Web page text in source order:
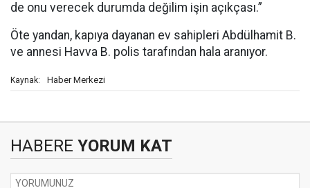
de onu verecek durumda değilim işin açıkçası.”
Öte yandan, kapıya dayanan ev sahipleri Abdülhamit B.
ve annesi Havva B. polis tarafından hala aranıyor.
Kaynak: Haber Merkezi
HABERE YORUM KAT